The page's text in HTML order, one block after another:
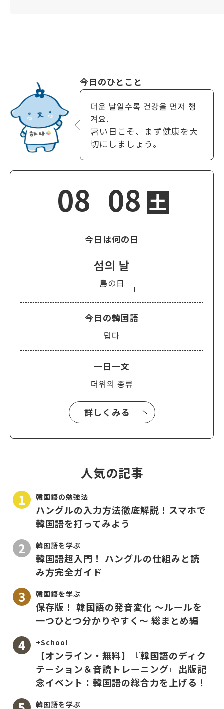
今日のひとこと
더운 날일수록 건강을 먼저 챙
겨요.
暑い日こそ、まず健康を大
切にしましょう。
08 08 土
今日は何の日
섬의 날
島の日
今日の韓国語
덥다
一日一文
더위의 종류
詳しくみる
人気の記事
韓国語の勉強法
ハングルの入力方法徹底解説！スマホで
韓国語を打ってみよう
韓国語を学ぶ
韓国語超入門！ ハングルの仕組みと読
み方完全ガイド
韓国語を学ぶ
保存版！ 韓国語の発音変化 〜ルールを
一つひとつ分かりやすく〜 総まとめ編
+School
【オンライン・無料】『韓国語のディク
テーション＆音読トレーニング』出版記
念イベント：韓国語の総合力を上げる！
韓国語を学ぶ